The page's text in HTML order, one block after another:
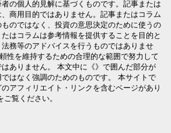
の個人的見解に基づくものです。記事または
商用目的ではありません。記事またはコラム
のではなく、投資の意思決定のために使うの
はコラムは参考情報を提供することを目的と
務等のアドバイスを行うものではありませ
性を維持するための合理的な範囲で努力して
ありません。 本文中に《》で囲んだ部分が
はなく強調のためのものです。 本サイトで
アフィリエイト・リンクを含むページがあり
ご覧ください。